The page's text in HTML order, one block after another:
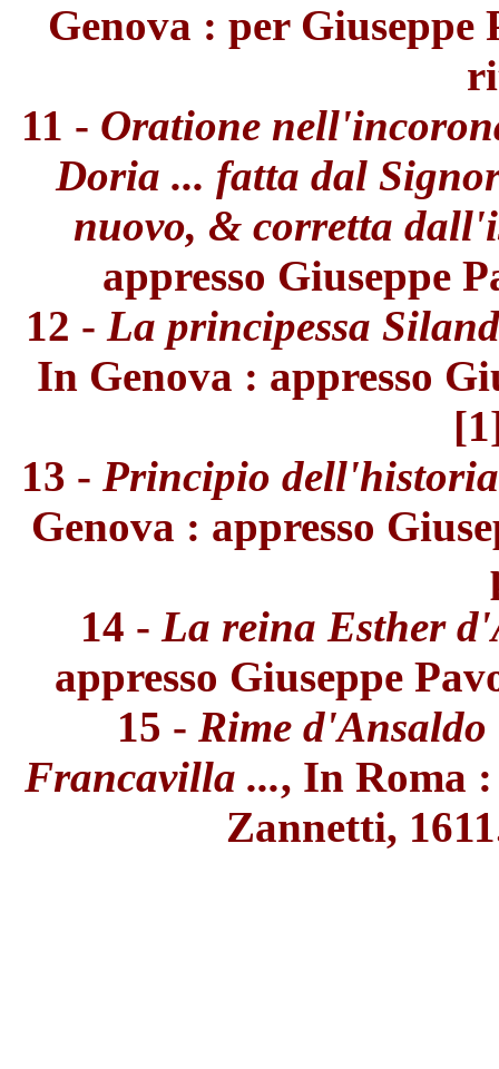
Genova : per
11 - Oratione
Doria ... fatta dal
nuovo, & corretta
appresso Giuseppe
12 - La principessa
In Genova : appresso
13 - Principio
Genova : appresso
14 - La reina Esther
appresso Giuseppe
15 - Rime
Francavilla ..., In Roma
Zannetti,